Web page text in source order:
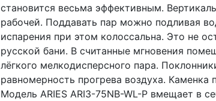
становится весьма эффективным.
рабочей. Поддавать пар можно подливая
испарения при этом колоссальна. Это не
русской бани. В считанные мгновения
лёгкого мелкодисперсного пара.
равномерность прогрева воздуха. Каменка
Модель ARIES ARI3-75NB-WL-P вмещает в